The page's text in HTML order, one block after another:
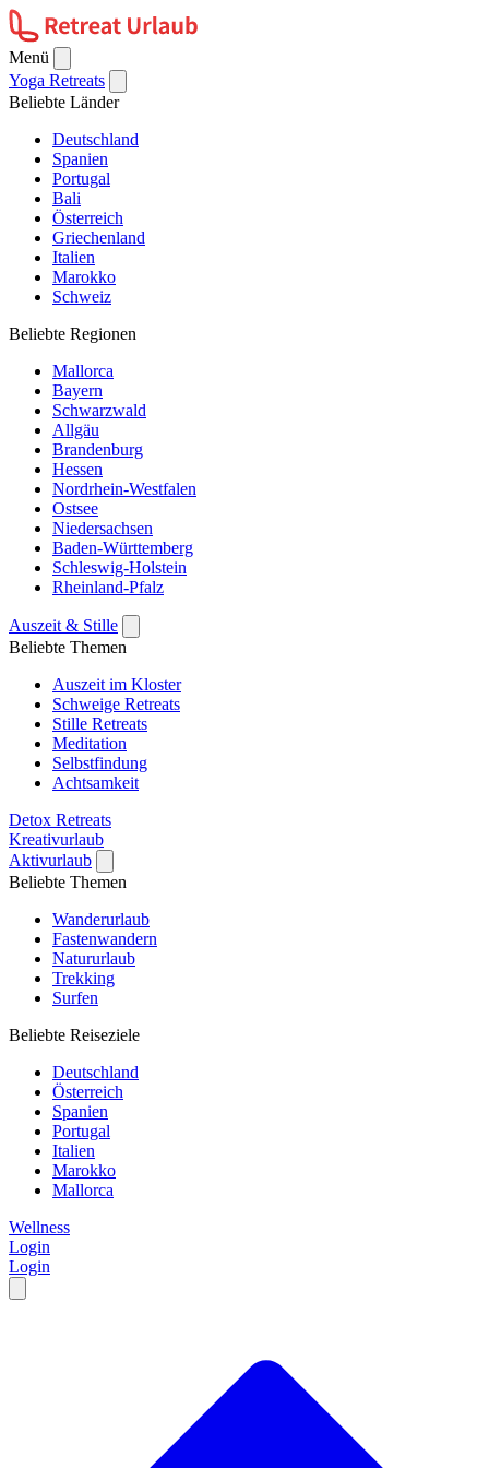
Menü
Yoga Retreats
Beliebte Länder
Deutschland
Spanien
Portugal
Bali
Österreich
Griechenland
Italien
Marokko
Schweiz
Beliebte Regionen
Mallorca
Bayern
Schwarzwald
Allgäu
Brandenburg
Hessen
Nordrhein-Westfalen
Ostsee
Niedersachsen
Baden-Württemberg
Schleswig-Holstein
Rheinland-Pfalz
Auszeit & Stille
Beliebte Themen
Auszeit im Kloster
Schweige Retreats
Stille Retreats
Meditation
Selbstfindung
Achtsamkeit
Detox Retreats
Kreativurlaub
Aktivurlaub
Beliebte Themen
Wanderurlaub
Fastenwandern
Natururlaub
Trekking
Surfen
Beliebte Reiseziele
Deutschland
Österreich
Spanien
Portugal
Italien
Marokko
Mallorca
Wellness
Login
Login